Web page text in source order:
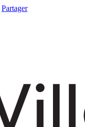
Partager